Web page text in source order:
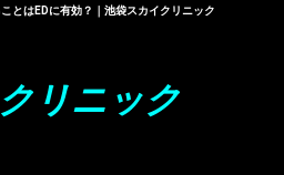
とはEDに有効？｜池袋スカイクリニック
リニック